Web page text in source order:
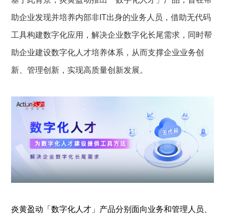
助企业发现并培养内部非IT出身的业务人员，借助无代码
工具构建数字化应用，解决企业数字化长尾需求，同时帮
助企业建设数字化人才培养体系，从而支撑企业业务创
新、管理创新，实现高质量创新发展。
炎黄盈动「数字化人才」产品分别面向业务和管理人员、